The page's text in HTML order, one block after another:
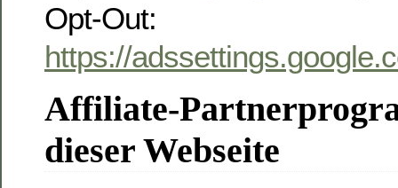
Opt-Out:
https://
Affiliate-
dieser Webseite